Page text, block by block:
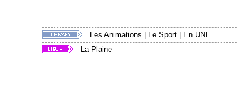
Les Animations Le Sport
En UNE
La Plaine